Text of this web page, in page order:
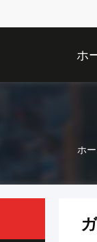
ホ
ホ